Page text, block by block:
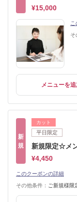
¥15,000
そ
メニューを追
新
規
カット
平日限定
新規限定☆メ
¥4,450
このクーポンの詳細
その他条件： ご新規様限